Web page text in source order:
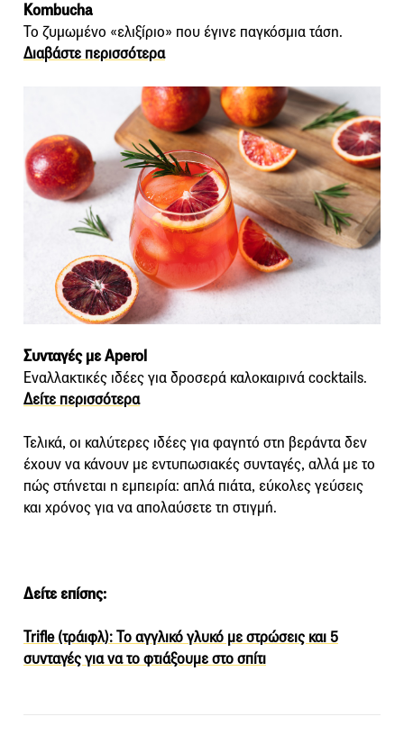
Kombucha
Το ζυμωμένο «ελιξίριο» που έγινε παγκόσμια τάση.
Διαβάστε περισσότερα
Συνταγές με Aperol
Εναλλακτικές ιδέες για δροσερά καλοκαιρινά cocktails.
Δείτε περισσότερα
Τελικά, οι καλύτερες ιδέες για φαγητό στη βεράντα δεν
έχουν να κάνουν με εντυπωσιακές συνταγές, αλλά με το
πώς στήνεται η εμπειρία: απλά πιάτα, εύκολες γεύσεις
και χρόνος για να απολαύσετε τη στιγμή.
Δείτε επίσης:
Trifle (τράιφλ): Το αγγλικό γλυκό με στρώσεις και 5
συνταγές για να το φτιάξουμε στο σπίτι